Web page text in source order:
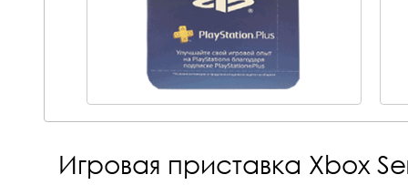
Игровая приставка Xbox